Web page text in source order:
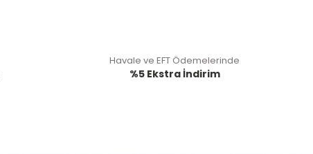
Havale ve EFT Ödemelerinde
%5 Ekstra İndirim